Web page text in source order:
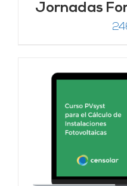
Jornadas